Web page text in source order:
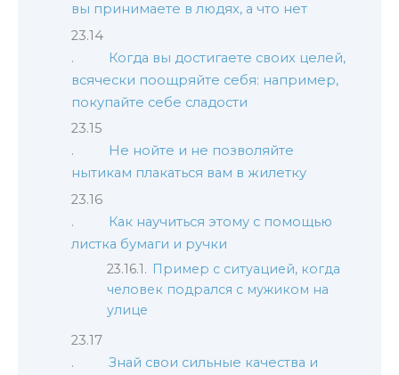
вы принимаете в людях, а что нет
Когда вы достигаете своих целей,
всячески поощряйте себя: например,
покупайте себе сладости
Не нойте и не позволяйте
нытикам плакаться вам в жилетку
Как научиться этому с помощью
листка бумаги и ручки
Пример с ситуацией, когда
человек подрался с мужиком на
улице
Знай свои сильные качества и